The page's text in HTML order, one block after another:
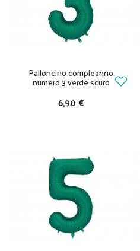
Palloncino compleanno
numero 3 verde scuro
6,90 €